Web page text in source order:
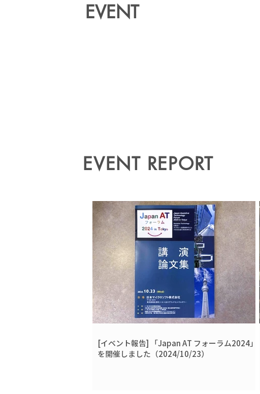
EVENT
EVENT REPORT
[イベント報告] 「Japan AT フォーラム2024」
を開催しました（2024/10/23）